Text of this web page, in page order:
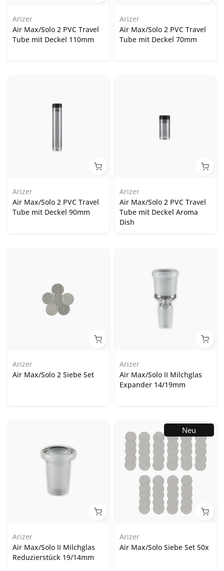
Arizer
Air Max/Solo 2 PVC Travel
Tube mit Deckel 110mm
Arizer
Air Max/Solo 2 PVC Travel
Tube mit Deckel 70mm
Arizer
Air Max/Solo 2 PVC Travel
Tube mit Deckel 90mm
Arizer
Air Max/Solo 2 PVC Travel
Tube mit Deckel Aroma
Dish
Arizer
Air Max/Solo 2 Siebe Set
Arizer
Air Max/Solo II Milchglas
Expander 14/19mm
Arizer
Air Max/Solo II Milchglas
Reduzierstück 19/14mm
Neu
Arizer
Air Max/Solo Siebe Set 50x